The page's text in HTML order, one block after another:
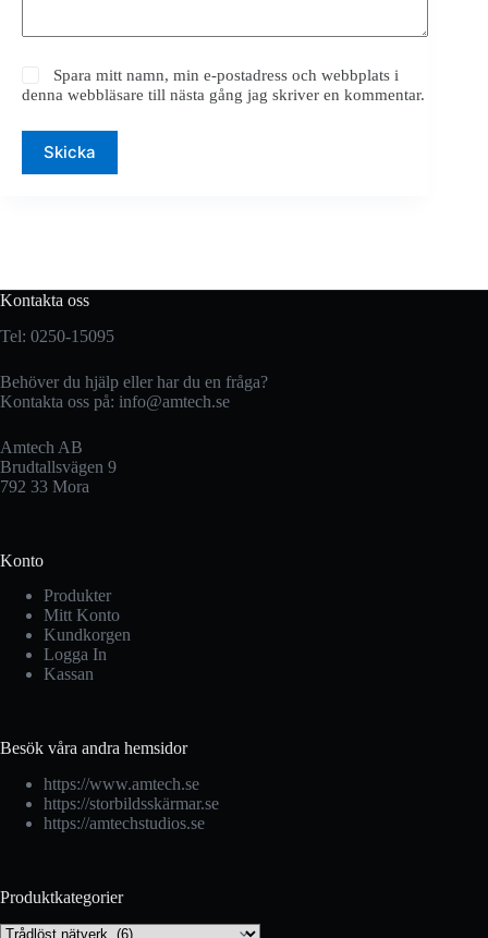
Spara mitt namn, min e-postadress och webbplats i
denna webbläsare till nästa gång jag skriver en kommentar.
Skicka
Kontakta oss
Tel: 0250-15095
Behöver du hjälp eller har du en fråga?
Kontakta oss på: info@amtech.se
Amtech AB
Brudtallsvägen 9
792 33 Mora
Konto
Produkter
Mitt Konto
Kundkorgen
Logga In
Kassan
Besök våra andra hemsidor
https://www.amtech.se
https://storbildsskärmar.se
https://amtechstudios.se
Produktkategorier